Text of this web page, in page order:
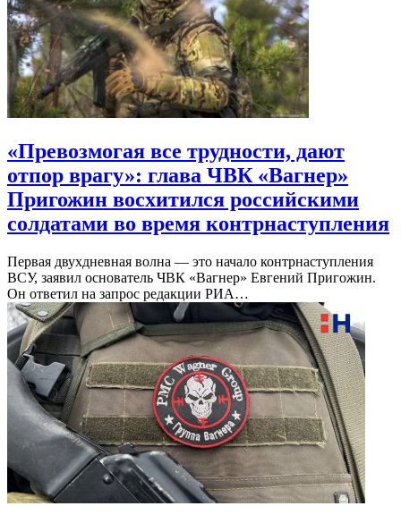
«Превозмогая все трудности, дают
отпор врагу»: глава ЧВК «Вагнер»
Пригожин восхитился российскими
солдатами во время контрнаступления
Первая двухдневная волна — это начало контрнаступления
ВСУ, заявил основатель ЧВК «Вагнер» Евгений Пригожин.
Он ответил на запрос редакции РИА…